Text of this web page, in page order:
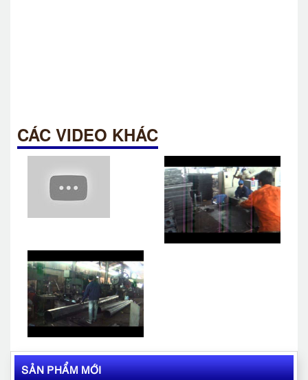
CÁC VIDEO KHÁC
SẢN PHẨM MỚI